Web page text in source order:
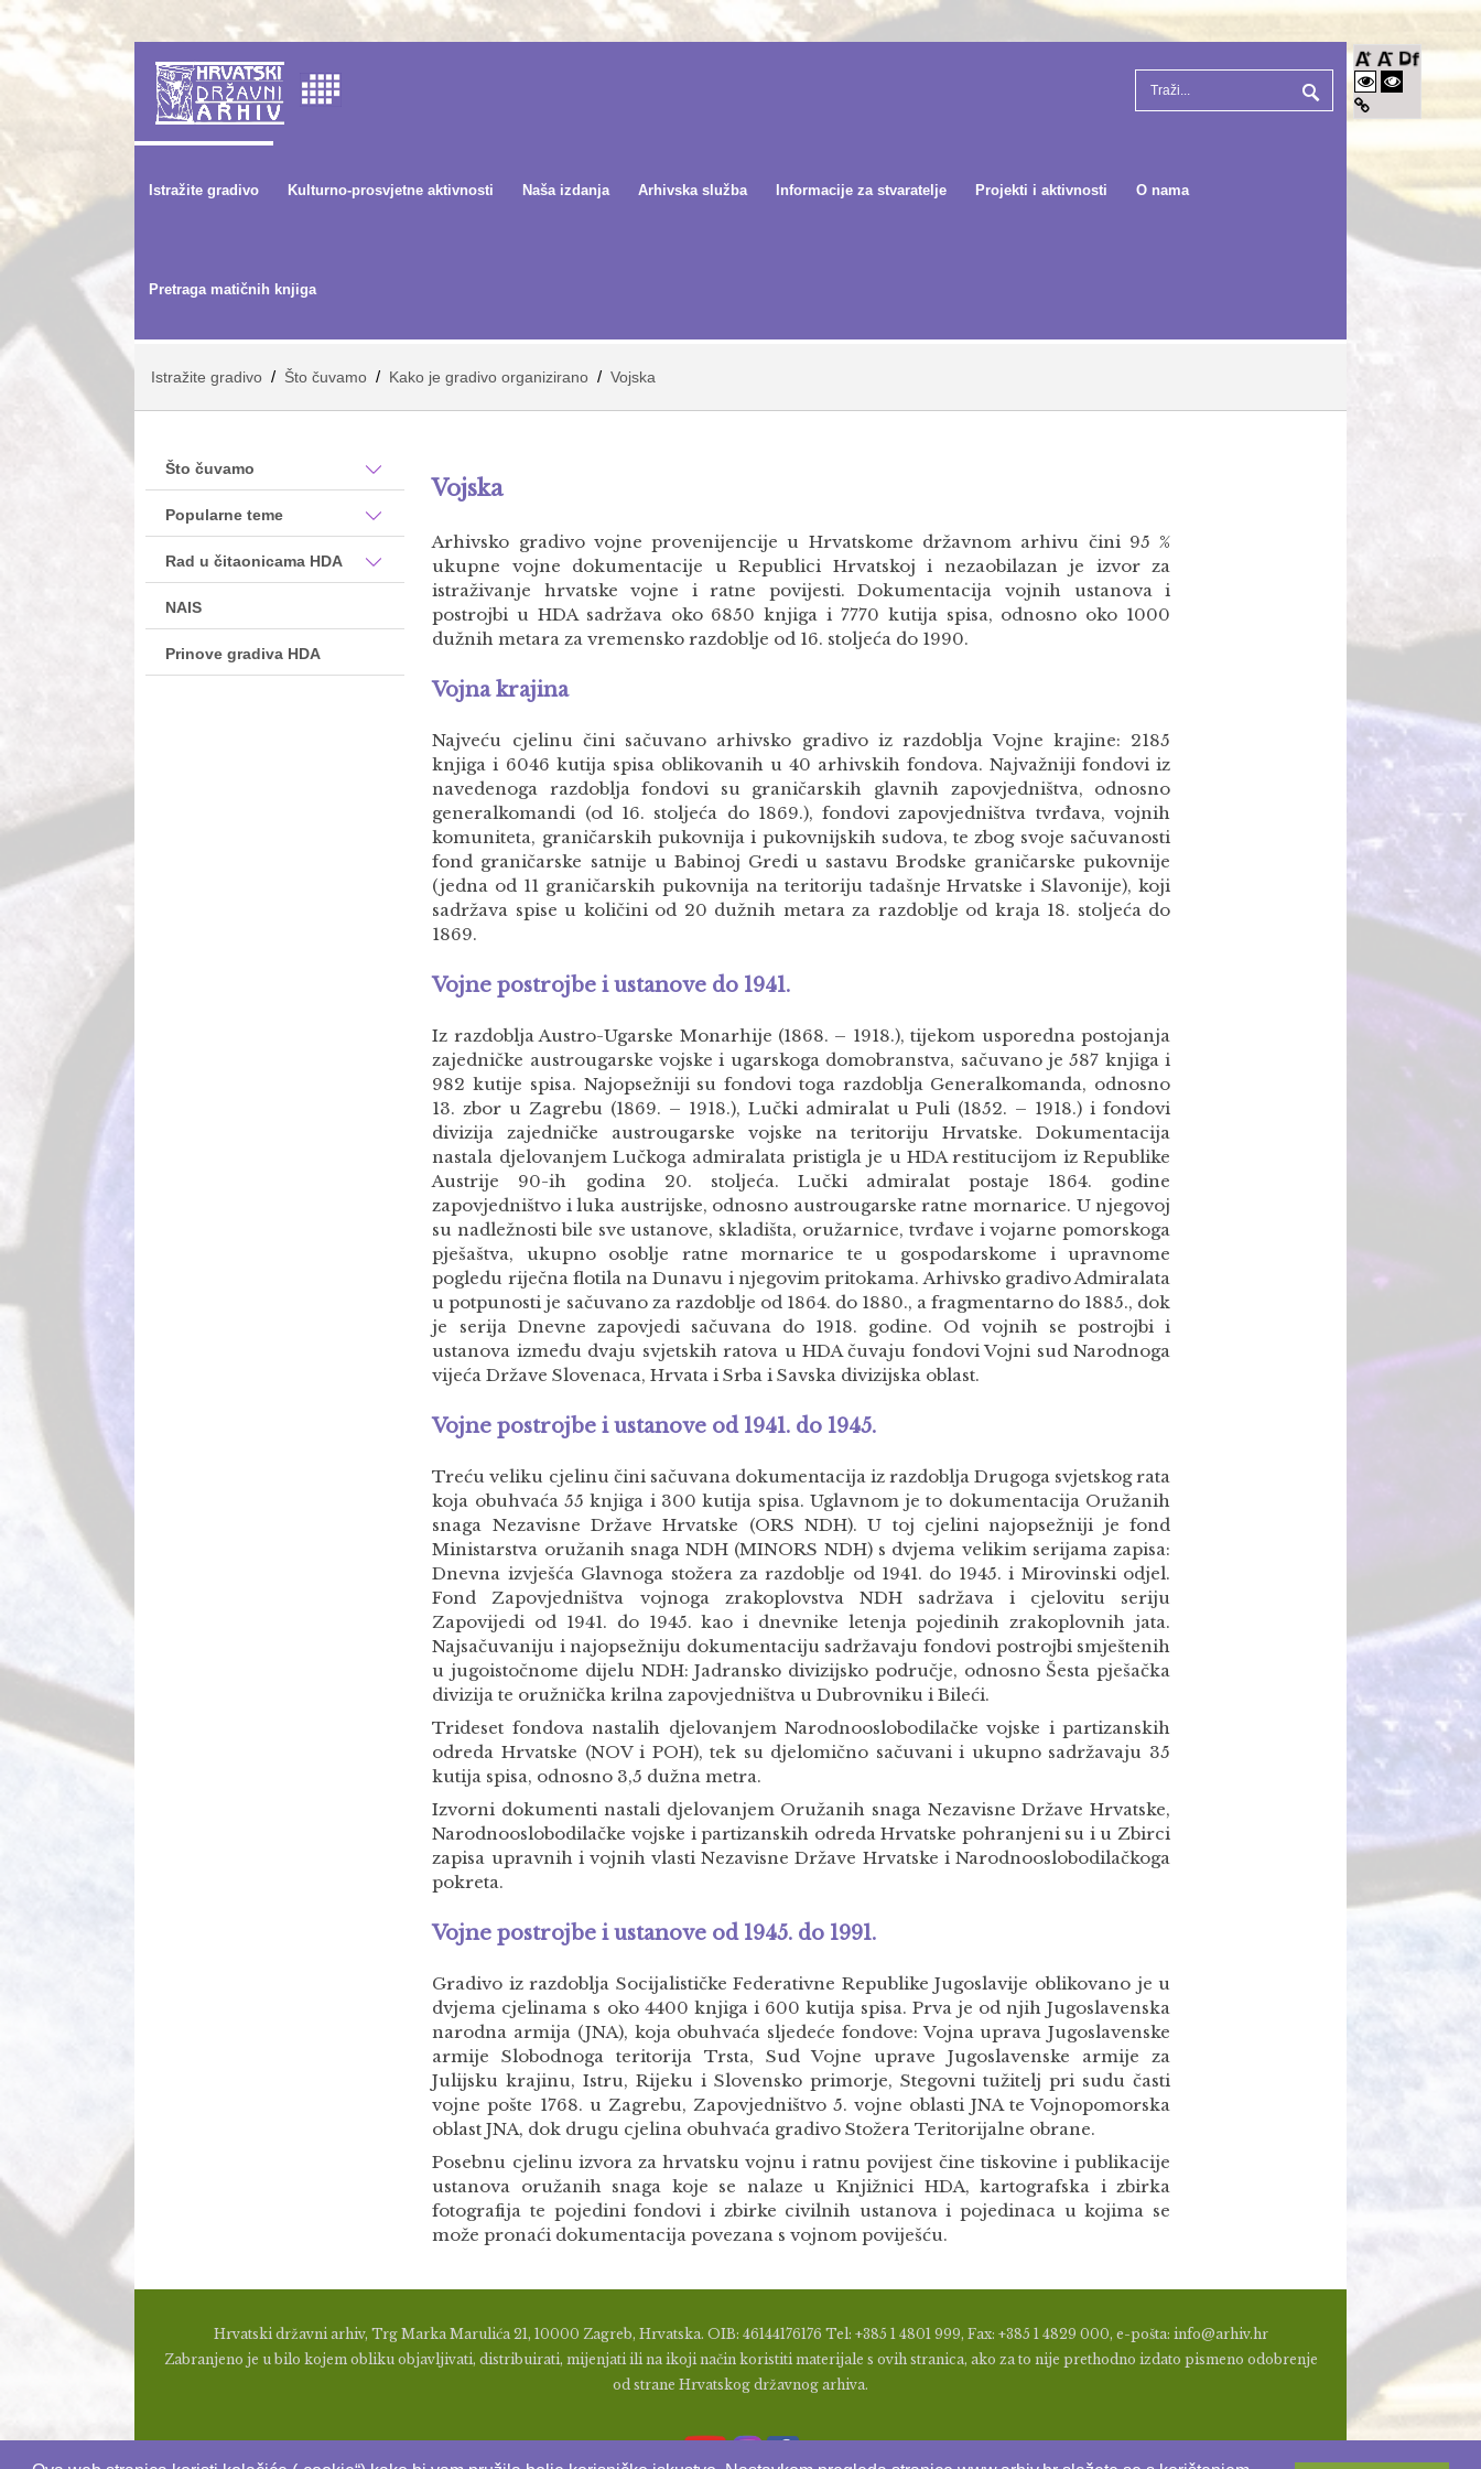
Istražite gradivo Kulturno-prosvjetne aktivnosti Naša izdanja Arhivska služba Informacije za stvaratelje Projekti i aktivnosti O nama
Pretraga matičnih knjiga
Istražite gradivo / Što čuvamo / Kako je gradivo organizirano / Vojska
Što čuvamo
Popularne teme
Rad u čitaonicama HDA
NAIS
Prinove gradiva HDA
Vojska
Arhivsko gradivo vojne provenijencije u Hrvatskome državnom arhivu čini 95 %
ukupne vojne dokumentacije u Republici Hrvatskoj i nezaobilazan je izvor za
istraživanje hrvatske vojne i ratne povijesti. Dokumentacija vojnih ustanova i
postrojbi u HDA sadržava oko 6850 knjiga i 7770 kutija spisa, odnosno oko 1000
dužnih metara za vremensko razdoblje od 16. stoljeća do 1990.
Vojna krajina
Najveću cjelinu čini sačuvano arhivsko gradivo iz razdoblja Vojne krajine: 2185
knjiga i 6046 kutija spisa oblikovanih u 40 arhivskih fondova. Najvažniji fondovi iz
navedenoga razdoblja fondovi su graničarskih glavnih zapovjedništva, odnosno
generalkomandi (od 16. stoljeća do 1869.), fondovi zapovjedništva tvrđava, vojnih
komuniteta, graničarskih pukovnija i pukovnijskih sudova, te zbog svoje sačuvanosti
fond graničarske satnije u Babinoj Gredi u sastavu Brodske graničarske pukovnije
(jedna od 11 graničarskih pukovnija na teritoriju tadašnje Hrvatske i Slavonije), koji
sadržava spise u količini od 20 dužnih metara za razdoblje od kraja 18. stoljeća do
1869.
Vojne postrojbe i ustanove do 1941.
Iz razdoblja Austro-Ugarske Monarhije (1868. – 1918.), tijekom usporedna postojanja
zajedničke austrougarske vojske i ugarskoga domobranstva, sačuvano je 587 knjiga i
982 kutije spisa. Najopsežniji su fondovi toga razdoblja Generalkomanda, odnosno
13. zbor u Zagrebu (1869. – 1918.), Lučki admiralat u Puli (1852. – 1918.) i fondovi
divizija zajedničke austrougarske vojske na teritoriju Hrvatske. Dokumentacija
nastala djelovanjem Lučkoga admiralata pristigla je u HDA restitucijom iz Republike
Austrije 90-ih godina 20. stoljeća. Lučki admiralat postaje 1864. godine
zapovjedništvo i luka austrijske, odnosno austrougarske ratne mornarice. U njegovoj
su nadležnosti bile sve ustanove, skladišta, oružarnice, tvrđave i vojarne pomorskoga
pješaštva, ukupno osoblje ratne mornarice te u gospodarskome i upravnome
pogledu riječna flotila na Dunavu i njegovim pritokama. Arhivsko gradivo Admiralata
u potpunosti je sačuvano za razdoblje od 1864. do 1880., a fragmentarno do 1885., dok
je serija Dnevne zapovjedi sačuvana do 1918. godine. Od vojnih se postrojbi i
ustanova između dvaju svjetskih ratova u HDA čuvaju fondovi Vojni sud Narodnoga
vijeća Države Slovenaca, Hrvata i Srba i Savska divizijska oblast.
Vojne postrojbe i ustanove od 1941. do 1945.
Treću veliku cjelinu čini sačuvana dokumentacija iz razdoblja Drugoga svjetskog rata
koja obuhvaća 55 knjiga i 300 kutija spisa. Uglavnom je to dokumentacija Oružanih
snaga Nezavisne Države Hrvatske (ORS NDH). U toj cjelini najopsežniji je fond
Ministarstva oružanih snaga NDH (MINORS NDH) s dvjema velikim serijama zapisa:
Dnevna izvješća Glavnoga stožera za razdoblje od 1941. do 1945. i Mirovinski odjel.
Fond Zapovjedništva vojnoga zrakoplovstva NDH sadržava i cjelovitu seriju
Zapovijedi od 1941. do 1945. kao i dnevnike letenja pojedinih zrakoplovnih jata.
Najsačuvaniju i najopsežniju dokumentaciju sadržavaju fondovi postrojbi smještenih
u jugoistočnome dijelu NDH: Jadransko divizijsko područje, odnosno Šesta pješačka
divizija te oružnička krilna zapovjedništva u Dubrovniku i Bileći.
Trideset fondova nastalih djelovanjem Narodnooslobodilačke vojske i partizanskih
odreda Hrvatske (NOV i POH), tek su djelomično sačuvani i ukupno sadržavaju 35
kutija spisa, odnosno 3,5 dužna metra.
Izvorni dokumenti nastali djelovanjem Oružanih snaga Nezavisne Države Hrvatske,
Narodnooslobodilačke vojske i partizanskih odreda Hrvatske pohranjeni su i u Zbirci
zapisa upravnih i vojnih vlasti Nezavisne Države Hrvatske i Narodnooslobodilačkoga
pokreta.
Vojne postrojbe i ustanove od 1945. do 1991.
Gradivo iz razdoblja Socijalističke Federativne Republike Jugoslavije oblikovano je u
dvjema cjelinama s oko 4400 knjiga i 600 kutija spisa. Prva je od njih Jugoslavenska
narodna armija (JNA), koja obuhvaća sljedeće fondove: Vojna uprava Jugoslavenske
armije Slobodnoga teritorija Trsta, Sud Vojne uprave Jugoslavenske armije za
Julijsku krajinu, Istru, Rijeku i Slovensko primorje, Stegovni tužitelj pri sudu časti
vojne pošte 1768. u Zagrebu, Zapovjedništvo 5. vojne oblasti JNA te Vojnopomorska
oblast JNA, dok drugu cjelina obuhvaća gradivo Stožera Teritorijalne obrane.
Posebnu cjelinu izvora za hrvatsku vojnu i ratnu povijest čine tiskovine i publikacije
ustanova oružanih snaga koje se nalaze u Knjižnici HDA, kartografska i zbirka
fotografija te pojedini fondovi i zbirke civilnih ustanova i pojedinaca u kojima se
može pronaći dokumentacija povezana s vojnom poviješću.
Hrvatski državni arhiv, Trg Marka Marulića 21, 10000 Zagreb, Hrvatska. OIB: 46144176176 Tel: +385 1 4801 999, Fax: +385 1 4829 000, e-pošta: info@arhiv.hr
Zabranjeno je u bilo kojem obliku objavljivati, distribuirati, mijenjati ili na ikoji način koristiti materijale s ovih stranica, ako za to nije prethodno izdato pismeno odobrenje
od strane Hrvatskog državnog arhiva.